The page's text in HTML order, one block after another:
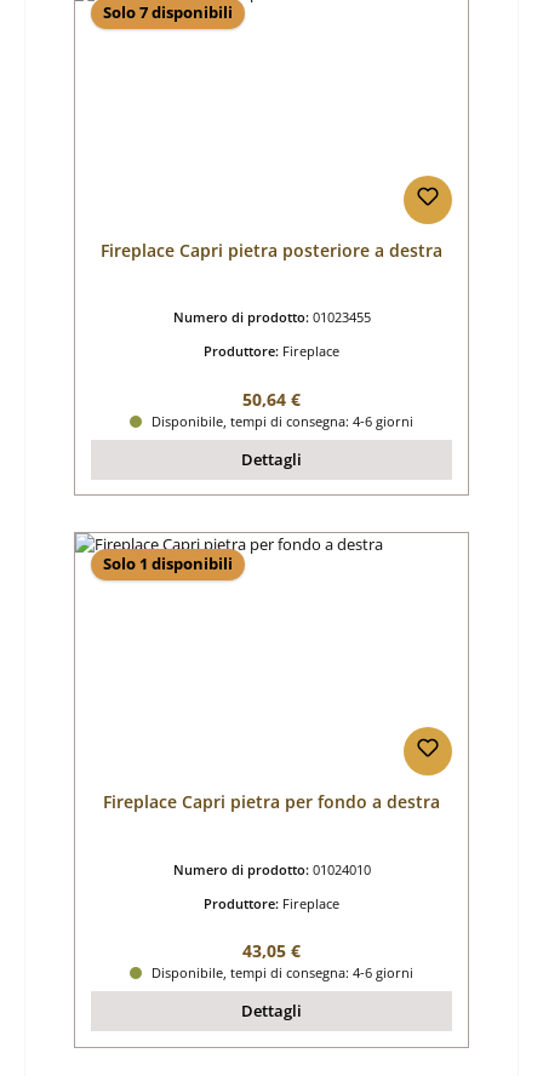
Solo 7 disponibili
Fireplace Capri pietra posteriore a destra
Numero di prodotto: 01023455
Produttore: Fireplace
Prezzo normale:
50,64 €
Disponibile, tempi di consegna: 4-6 giorni
Dettagli
Solo 1 disponibili
Fireplace Capri pietra per fondo a destra
Numero di prodotto: 01024010
Produttore: Fireplace
Prezzo normale:
43,05 €
Disponibile, tempi di consegna: 4-6 giorni
Dettagli